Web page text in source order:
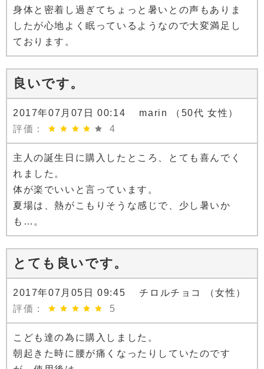
身体と密着し過ぎてちょっと暑いとの声もありま
したが心地よく眠っているようなので大変満足し
ております。
良いです。
2017年07月07日 00:14 marin （50代 女性）
評価：
4
主人の誕生日に購入したところ、とても喜んでく
れました。
体が楽でいいと言っています。
夏場は、熱がこもりそうな感じで、少し暑いか
も…。
とても良いです。
2017年07月05日 09:45 チロルチョコ （女性）
評価：
5
こども達の為に購入しました。
朝起きた時に腰が痛くなったりしていたのです